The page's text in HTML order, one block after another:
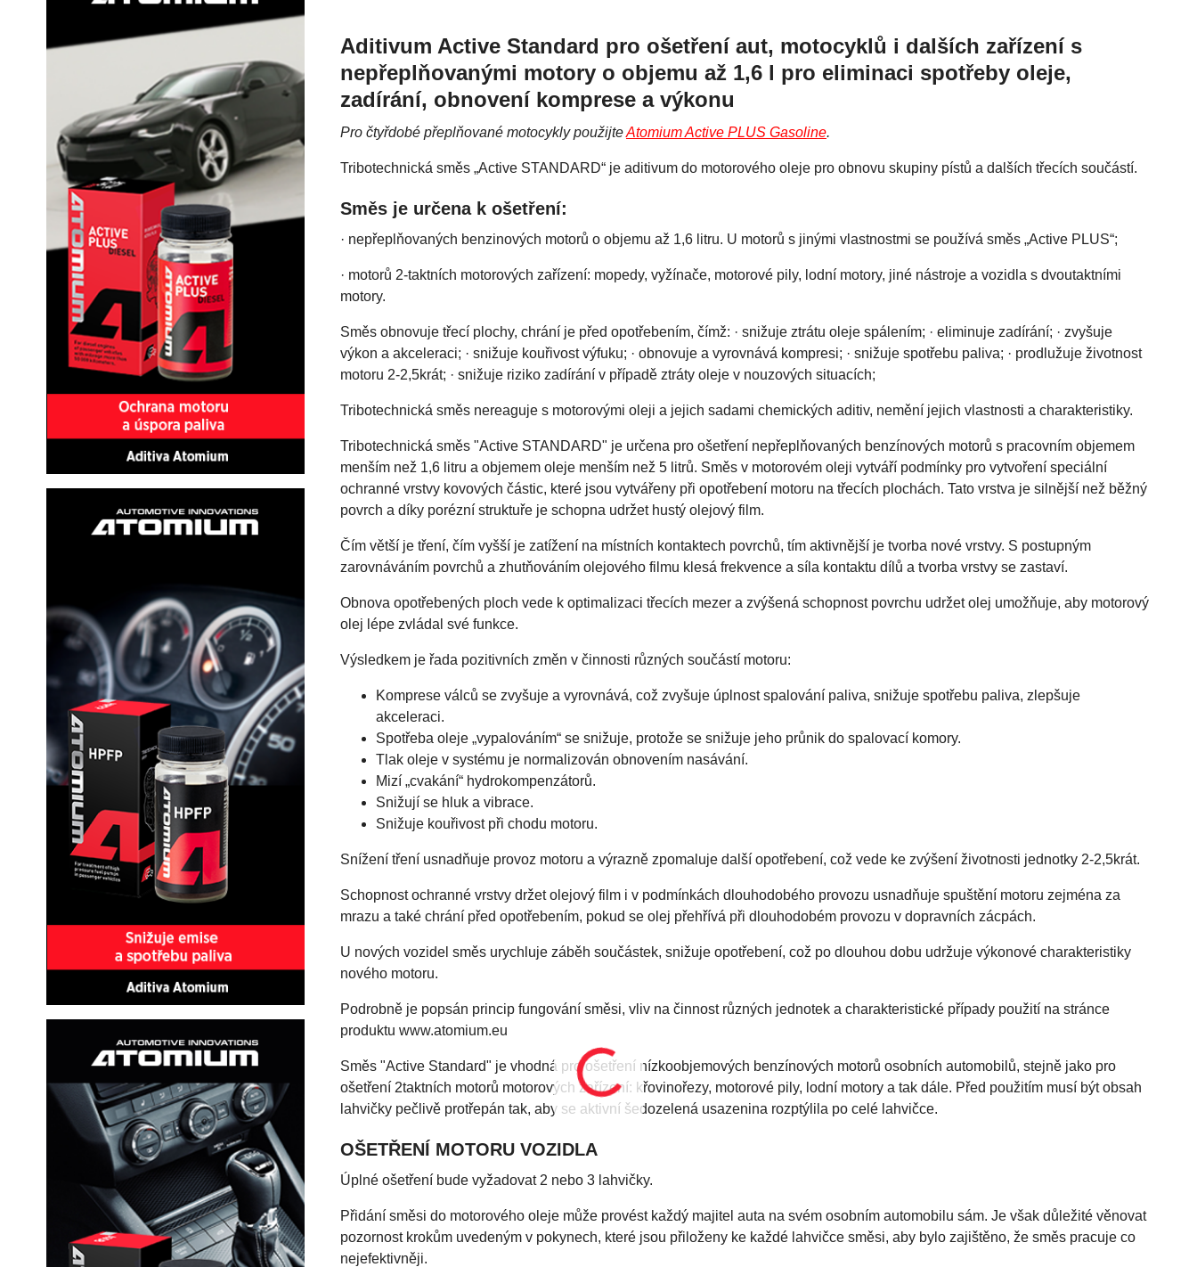
Aditivum Active Standard pro ošetření aut, motocyklů i dalších zařízení s
nepřeplňovanými motory o objemu až 1,6 l pro eliminaci spotřeby oleje,
zadírání, obnovení komprese a výkonu
Pro čtyřdobé přeplňované motocykly použijteAtomium Active PLUS Gasoline.
Tribotechnická směs „Active STANDARD“ je aditivum do motorového oleje pro obnovu skupiny pístů a dalších třecích součástí.
Směs je určena k ošetření:
· nepřeplňovaných benzinových motorů o objemu až 1,6 litru. U motorů s jinými vlastnostmi se používá směs „Active PLUS“;
· motorů 2-taktních motorových zařízení: mopedy, vyžínače, motorové pily, lodní motory, jiné nástroje a vozidla s dvoutaktními
motory.
Směs obnovuje třecí plochy, chrání je před opotřebením, čímž: · snižuje ztrátu oleje spálením; · eliminuje zadírání; · zvyšuje
výkon a akceleraci; · snižuje kouřivost výfuku; · obnovuje a vyrovnává kompresi; · snižuje spotřebu paliva; · prodlužuje životnost
motoru 2-2,5krát; · snižuje riziko zadírání v případě ztráty oleje v nouzových situacích;
Tribotechnická směs nereaguje s motorovými oleji a jejich sadami chemických aditiv, nemění jejich vlastnosti a charakteristiky.
Tribotechnická směs "Active STANDARD" je určena pro ošetření nepřeplňovaných benzínových motorů s pracovním objemem
menším než 1,6 litru a objemem oleje menším než 5 litrů. Směs v motorovém oleji vytváří podmínky pro vytvoření speciální
ochranné vrstvy kovových částic, které jsou vytvářeny při opotřebení motoru na třecích plochách. Tato vrstva je silnější než běžný
povrch a díky porézní struktuře je schopna udržet hustý olejový film.
Čím větší je tření, čím vyšší je zatížení na místních kontaktech povrchů, tím aktivnější je tvorba nové vrstvy. S postupným
zarovnáváním povrchů a zhutňováním olejového filmu klesá frekvence a síla kontaktu dílů a tvorba vrstvy se zastaví.
Obnova opotřebených ploch vede k optimalizaci třecích mezer a zvýšená schopnost povrchu udržet olej umožňuje, aby motorový
olej lépe zvládal své funkce.
Výsledkem je řada pozitivních změn v činnosti různých součástí motoru:
Komprese válců se zvyšuje a vyrovnává, což zvyšuje úplnost spalování paliva, snižuje spotřebu paliva, zlepšuje
akceleraci.
Spotřeba oleje „vypalováním“ se snižuje, protože se snižuje jeho průnik do spalovací komory.
Tlak oleje v systému je normalizován obnovením nasávání.
Mizí „cvakání“ hydrokompenzátorů.
Snižují se hluk a vibrace.
Snižuje kouřivost při chodu motoru.
Snížení tření usnadňuje provoz motoru a výrazně zpomaluje další opotřebení, což vede ke zvýšení životnosti jednotky 2-2,5krát.
Schopnost ochranné vrstvy držet olejový film i v podmínkách dlouhodobého provozu usnadňuje spuštění motoru zejména za
mrazu a také chrání před opotřebením, pokud se olej přehřívá při dlouhodobém provozu v dopravních zácpách.
U nových vozidel směs urychluje záběh součástek, snižuje opotřebení, což po dlouhou dobu udržuje výkonové charakteristiky
nového motoru.
Podrobně je popsán princip fungování směsi, vliv na činnost různých jednotek a charakteristické případy použití na stránce
produktu www.atomium.eu
Směs "Active Standard" je vhodná pro ošetření nízkoobjemových benzínových motorů osobních automobilů, stejně jako pro
ošetření 2taktních motorů motorových zařízení: křovinořezy, motorové pily, lodní motory a tak dále. Před použitím musí být obsah
lahvičky pečlivě protřepán tak, aby se aktivní šedozelená usazenina rozptýlila po celé lahvičce.
OŠETŘENÍ MOTORU VOZIDLA
Úplné ošetření bude vyžadovat 2 nebo 3 lahvičky.
Přidání směsi do motorového oleje může provést každý majitel auta na svém osobním automobilu sám. Je však důležité věnovat
pozornost krokům uvedeným v pokynech, které jsou přiloženy ke každé lahvičce směsi, aby bylo zajištěno, že směs pracuje co
nejefektivněji.